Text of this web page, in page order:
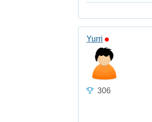
Yurri
306